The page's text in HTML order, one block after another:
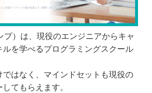
）は、現役のエンジニアからキャ
ルを学べるプログラミングスクール
はなく、マインドセットも現役の
てもらえます。